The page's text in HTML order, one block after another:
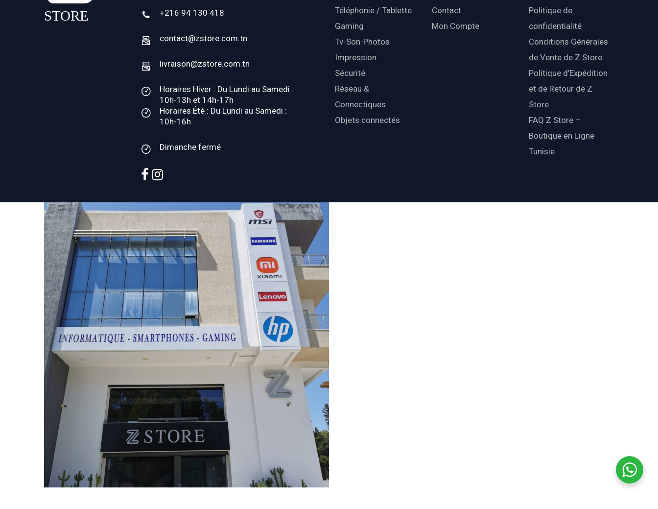
+216 94 130 418
contact@zstore.com.tn
livraison@zstore.com.tn
Horaires Hiver : Du Lundi au Samedi :
10h-13h et 14h-17h
Horaires Été : Du Lundi au Samedi :
10h-16h
Dimanche fermé
facebook
instagram
Téléphonie / Tablette
Gaming
Tv-Son-Photos
Impression
Sécurité
Réseau &
Connectiques
Objets connectés
Contact
Mon Compte
Politique de
confidentialité
Conditions Générales
de Vente de Z Store
Politique d’Expédition
et de Retour de Z
Store
FAQ Z Store –
Boutique en Ligne
Tunisie